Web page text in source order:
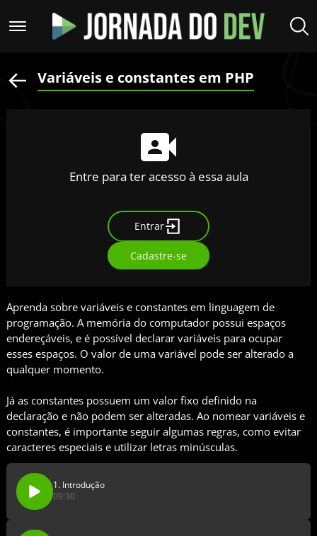
Variáveis e constantes em PHP
Entre para ter acesso à essa aula
Entrar
Cadastre-se
Aprenda sobre variáveis e constantes em linguagem de
programação. A memória do computador possui espaços
endereçáveis, e é possível declarar variáveis para ocupar
esses espaços. O valor de uma variável pode ser alterado a
qualquer momento.
Já as constantes possuem um valor fixo definido na
declaração e não podem ser alteradas. Ao nomear variáveis e
constantes, é importante seguir algumas regras, como evitar
caracteres especiais e utilizar letras minúsculas.
1. Introdução
09:30